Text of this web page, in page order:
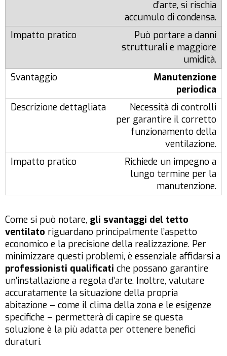
d’arte, si rischia
accumulo di condensa.
Può portare a danni
strutturali e maggiore
umidità.
Manutenzione
periodica
Necessità di controlli
per garantire il corretto
funzionamento della
ventilazione.
Richiede un impegno a
lungo termine per la
manutenzione.
Come si può notare, gli svantaggi del tetto
ventilato riguardano principalmente l’aspetto
economico e la precisione della realizzazione. Per
minimizzare questi problemi, è essenziale affidarsi a
professionisti qualificati che possano garantire
un’installazione a regola d’arte. Inoltre, valutare
accuratamente la situazione della propria
abitazione – come il clima della zona e le esigenze
specifiche – permetterà di capire se questa
soluzione è la più adatta per ottenere benefici
duraturi.